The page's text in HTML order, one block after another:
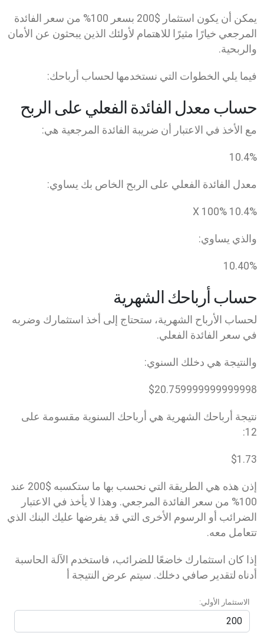
يمكن أن يكون استثمار $200 بسعر 100% من سعر الفائدة
المرجعي خيارًا مثيرًا للاهتمام لأولئك الذين يبحثون عن الأمان
والربحية.
فيما يلي الخطوات التي نستخدمها لحساب أرباحك:
حساب معدل الفائدة الفعلي على الربح
مع الأخذ في الاعتبار أن ضريبة الفائدة المرجعية هي:
10.4%
معدل الفائدة الفعلي على الربح الخاص بك يساوي:
10.4% X
100%
والذي يساوي:
10.40%
حساب أرباحك الشهرية
لحساب الأرباح الشهرية، ستحتاج إلى أخذ استثمارك وضربه
في سعر الفائدة الفعلي.
والنتيجة هي دخلك السنوي:
$20.759999999999998
نتيجة أرباحك الشهرية هي أرباحك السنوية مقسومة على
12:
$1.73
إذن هذه هي الطريقة التي نحسب بها ما ستكسبه $200 عند
100% من سعر الفائدة المرجعي. وهذا لا يأخذ في الاعتبار
الضرائب أو الرسوم الأخرى التي قد يفرضها عليك البنك الذي
تتعامل معه.
إذا كان استثمارك خاضعًا للضرائب، فاستخدم الآلة الحاسبة
أدناه لتقدير صافي دخلك. سيتم عرض النتيجة أ
الاستثمار الأولي: